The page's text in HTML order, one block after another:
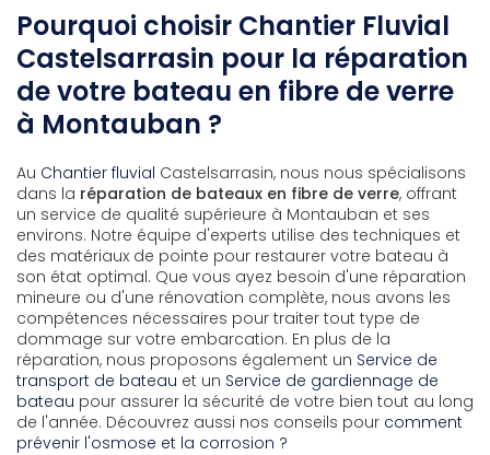
Pourquoi choisir Chantier Fluvial
Castelsarrasin pour la réparation
de votre bateau en fibre de verre
à Montauban ?
Au Chantier fluvial Castelsarrasin, nous nous spécialisons
dans la réparation de bateaux en fibre de verre, offrant
un service de qualité supérieure à Montauban et ses
environs. Notre équipe d'experts utilise des techniques et
des matériaux de pointe pour restaurer votre bateau à
son état optimal. Que vous ayez besoin d'une réparation
mineure ou d'une rénovation complète, nous avons les
compétences nécessaires pour traiter tout type de
dommage sur votre embarcation. En plus de la
réparation, nous proposons également un Service de
transport de bateau et un Service de gardiennage de
bateau pour assurer la sécurité de votre bien tout au long
de l'année. Découvrez aussi nos conseils pour comment
prévenir l'osmose et la corrosion ?